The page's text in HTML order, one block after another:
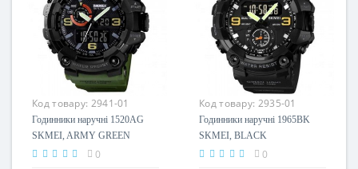
Код товару: 2941-01
Годинники наручні 1520AG
SKMEI, ARMY GREEN
0
Код товару: 2935-01
Годинники наручні 1965BK
SKMEI, BLACK
0